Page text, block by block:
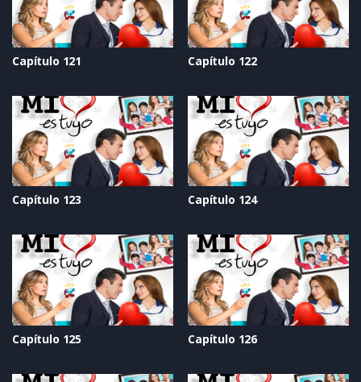
Capítulo 121 Capítulo 122
Capítulo 123 Capítulo 124
Capítulo 125 Capítulo 126